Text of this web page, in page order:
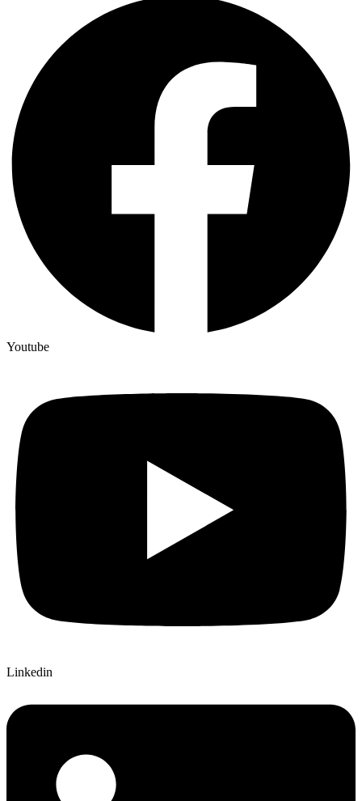
Youtube
Linkedin